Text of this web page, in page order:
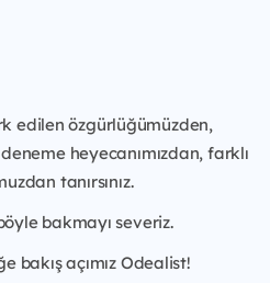
edilen özgürlüğümüzden,
heyecanımızdan, farklı
tanırsınız.
bakmayı severiz.
bakış açımız Odealist!